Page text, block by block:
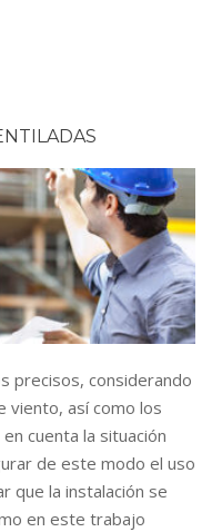
precisos, considerando
viento, así como los
cuenta la situación
de este modo el uso
que la instalación se
en este trabajo